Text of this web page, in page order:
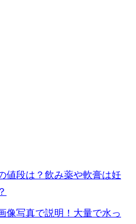
値段は？飲み薬や軟膏は妊
像写真で説明！大量で水っ